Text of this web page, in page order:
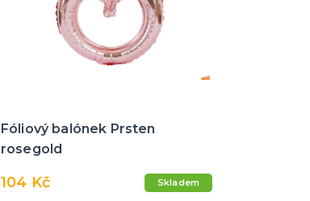
Fóliový balónek Prsten
rosegold
104 Kč Skladem